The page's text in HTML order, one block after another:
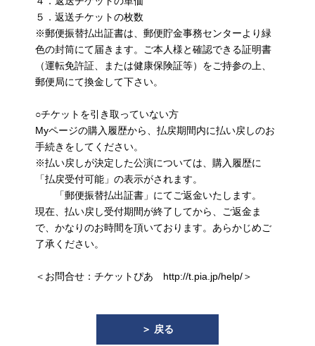
５．返送チケットの枚数
※郵便振替払出証書は、郵便貯金事務センターより緑
色の封筒にて届きます。ご本人様と確認できる証明書
（運転免許証、または健康保険証等）をご持参の上、
郵便局にて換金して下さい。
○チケットを引き取っていない方
Myページの購入履歴から、払戻期間内に払い戻しのお
手続きをしてください。
※払い戻しが決定した公演については、購入履歴に
「払戻受付可能」の表示がされます。
「郵便振替払出証書」にてご返金いたします。
現在、払い戻し受付期間が終了してから、ご返金ま
で、かなりのお時間を頂いております。あらかじめご
了承ください。
＜お問合せ：チケットぴあ http://t.pia.jp/help/＞
＞ 戻る